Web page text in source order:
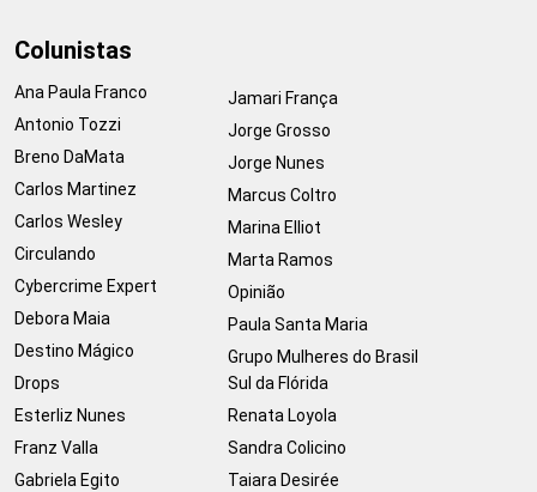
Colunistas
Ana Paula Franco
Antonio Tozzi
Breno DaMata
Carlos Martinez
Carlos Wesley
Circulando
Cybercrime Expert
Debora Maia
Destino Mágico
Drops
Esterliz Nunes
Franz Valla
Gabriela Egito
Jamari França
Jorge Grosso
Jorge Nunes
Marcus Coltro
Marina Elliot
Marta Ramos
Opinião
Paula Santa Maria
Grupo Mulheres do Brasil
Sul da Flórida
Renata Loyola
Sandra Colicino
Taiara Desirée